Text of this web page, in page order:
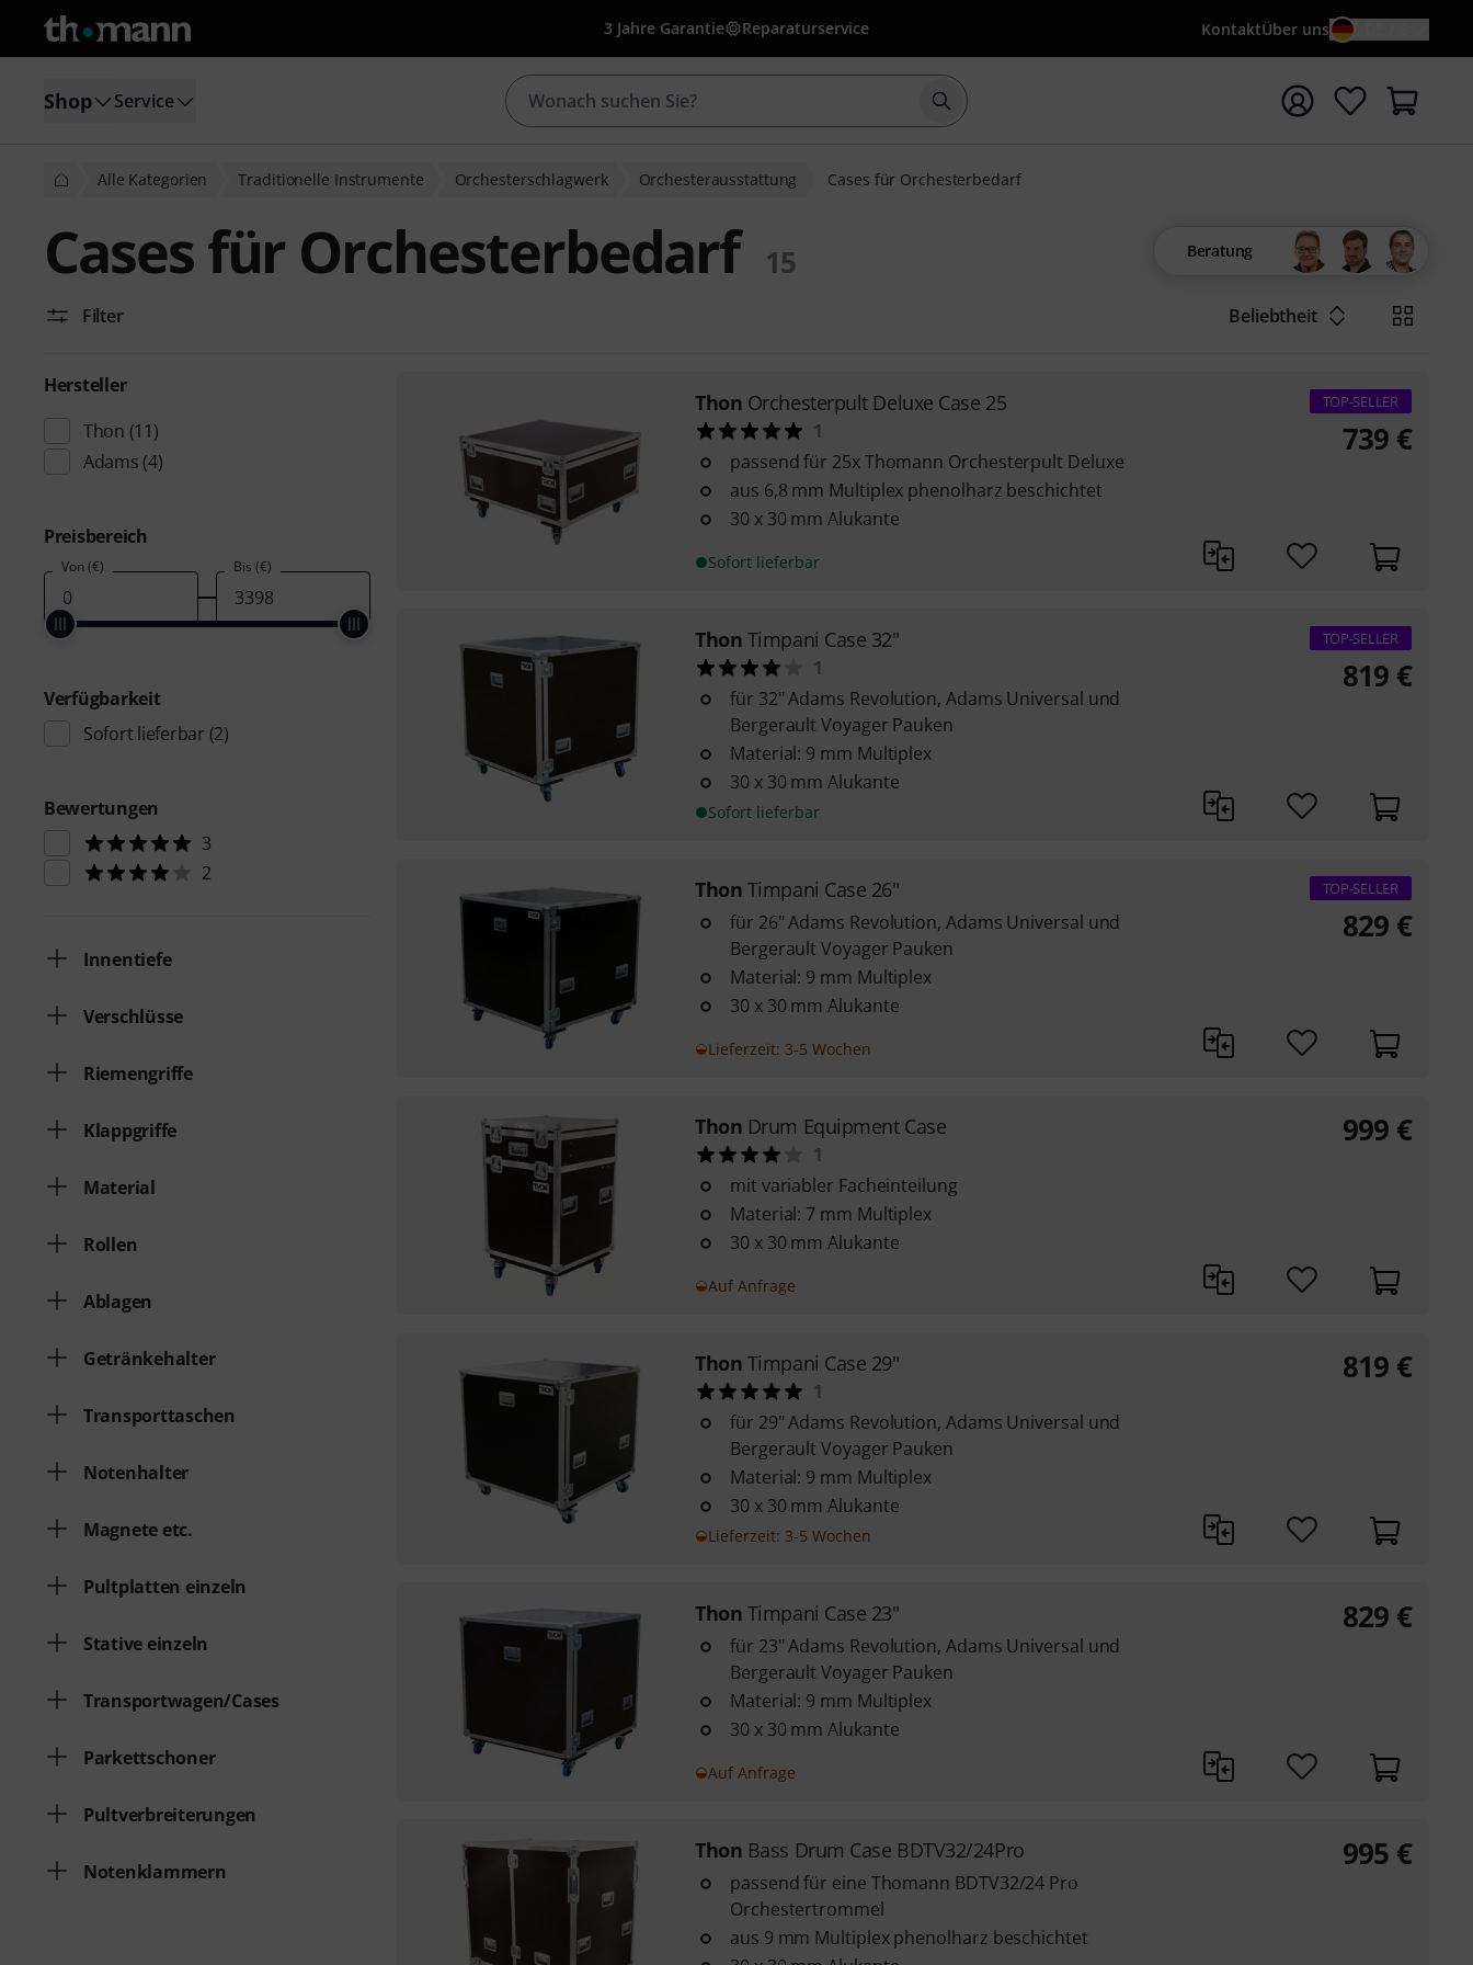
3 Jahre Garantie Reparaturservice KontaktÜber uns
Shop Service Suche mit Suchwort {searchTerm} starten
Alle Kategorien Traditionelle Instrumente Orchesterschlagwerk Orchesterausstattung Cases für Orchesterbedarf
Cases für Orchesterbedarf 15 Beratung
Filter Beliebtheit
Hersteller
Thon (11)
Adams (4)
Preisbereich
Von (€) Bis (€)
Verfügbarkeit
Sofort lieferbar (2)
Bewertungen
3
2
Innentiefe
Verschlüsse
Riemengriffe
Klappgriffe
Material
Rollen
Ablagen
Getränkehalter
Transporttaschen
Notenhalter
Magnete etc.
Pultplatten einzeln
Stative einzeln
Transportwagen/Cases
Parkettschoner
Pultverbreiterungen
Notenklammern
Thon Orchesterpult Deluxe Case 25
1
passend für 25x Thomann Orchesterpult Deluxe
aus 6,8 mm Multiplex phenolharz beschichtet
30 x 30 mm Alukante
Sofort lieferbar
TOP-SELLER
739 €
Thon Timpani Case 32"
1
für 32" Adams Revolution, Adams Universal und
Bergerault Voyager Pauken
Material: 9 mm Multiplex
30 x 30 mm Alukante
Sofort lieferbar
TOP-SELLER
819 €
Thon Timpani Case 26"
für 26" Adams Revolution, Adams Universal und
Bergerault Voyager Pauken
Material: 9 mm Multiplex
30 x 30 mm Alukante
Lieferzeit: 3-5 Wochen
TOP-SELLER
829 €
Thon Drum Equipment Case
1
mit variabler Facheinteilung
Material: 7 mm Multiplex
30 x 30 mm Alukante
Auf Anfrage
999 €
Thon Timpani Case 29"
1
für 29" Adams Revolution, Adams Universal und
Bergerault Voyager Pauken
Material: 9 mm Multiplex
30 x 30 mm Alukante
Lieferzeit: 3-5 Wochen
819 €
Thon Timpani Case 23"
für 23" Adams Revolution, Adams Universal und
Bergerault Voyager Pauken
Material: 9 mm Multiplex
30 x 30 mm Alukante
Auf Anfrage
829 €
Thon Bass Drum Case BDTV32/24Pro
passend für eine Thomann BDTV32/24 Pro
Orchestertrommel
aus 9 mm Multiplex phenolharz beschichtet
995 €